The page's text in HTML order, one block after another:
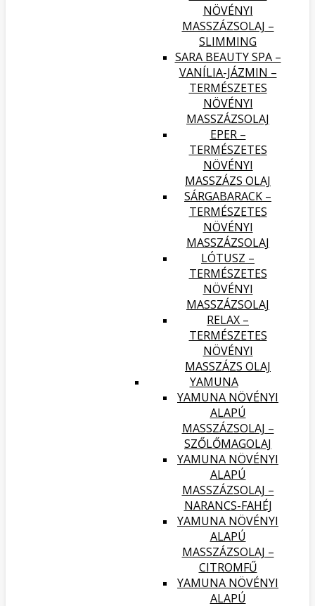
NÖVÉNYI
MASSZÁZSOLAJ –
SLIMMING
SARA BEAUTY SPA –
VANÍLIA-JÁZMIN –
TERMÉSZETES
NÖVÉNYI
MASSZÁZSOLAJ
EPER –
TERMÉSZETES
NÖVÉNYI
MASSZÁZS OLAJ
SÁRGABARACK –
TERMÉSZETES
NÖVÉNYI
MASSZÁZSOLAJ
LÓTUSZ –
TERMÉSZETES
NÖVÉNYI
MASSZÁZSOLAJ
RELAX –
TERMÉSZETES
NÖVÉNYI
MASSZÁZS OLAJ
YAMUNA
YAMUNA NÖVÉNYI
ALAPÚ
MASSZÁZSOLAJ –
SZŐLŐMAGOLAJ
YAMUNA NÖVÉNYI
ALAPÚ
MASSZÁZSOLAJ –
NARANCS-FAHÉJ
YAMUNA NÖVÉNYI
ALAPÚ
MASSZÁZSOLAJ –
CITROMFŰ
YAMUNA NÖVÉNYI
ALAPÚ